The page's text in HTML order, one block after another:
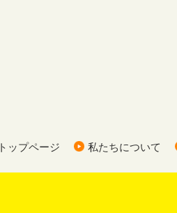
トップページ 私たちについて